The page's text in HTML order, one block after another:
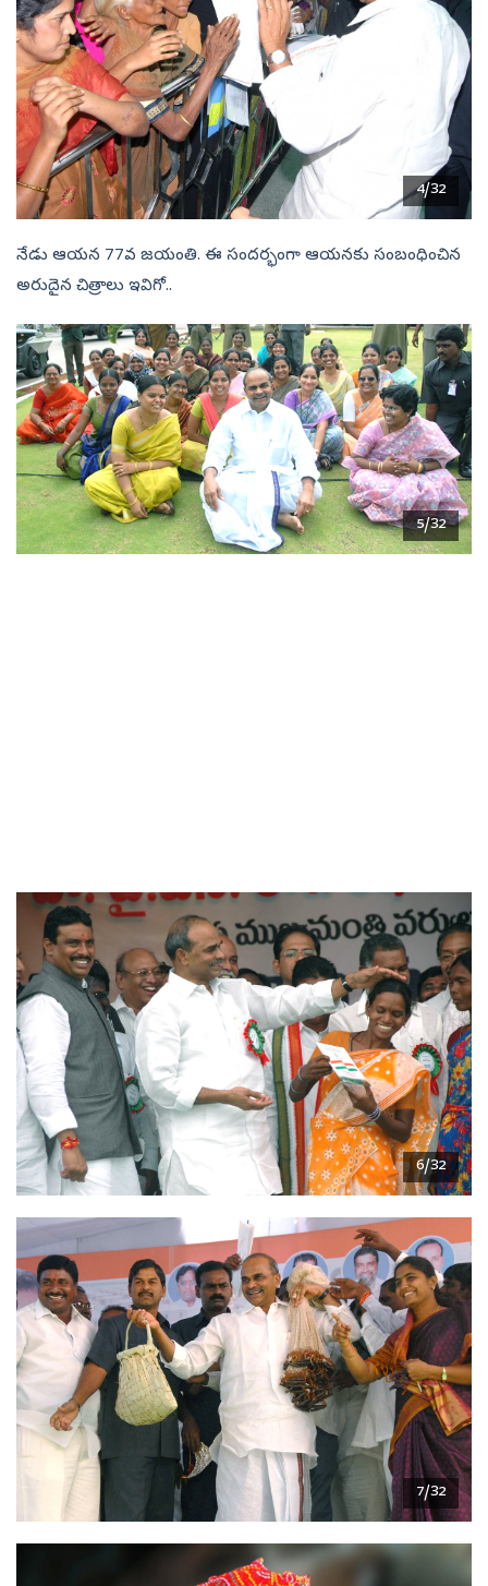
4/32
నేడు ఆయన 77వ జయంతి. ఈ సందర్భంగా ఆయనకు సంబంధించిన
అరుదైన చిత్రాలు ఇవిగో..
5/32
6/32
7/32